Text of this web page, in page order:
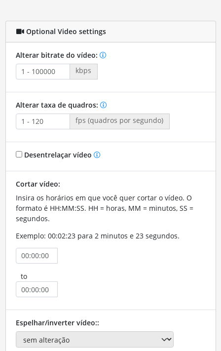
Optional Video settings
Alterar bitrate do vídeo:
kbps
Alterar taxa de quadros:
fps (quadros por segundo)
Desentrelaçar vídeo
Cortar vídeo:
Insira os horários em que você quer cortar o vídeo. O
formato é HH:MM:SS. HH = horas, MM = minutos, SS =
segundos.
Exemplo: 00:02:23 para 2 minutos e 23 segundos.
to
Espelhar/inverter vídeo::